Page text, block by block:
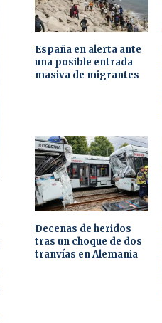
España en alerta ante
una posible entrada
masiva de migrantes
Decenas de heridos
tras un choque de dos
tranvías en Alemania